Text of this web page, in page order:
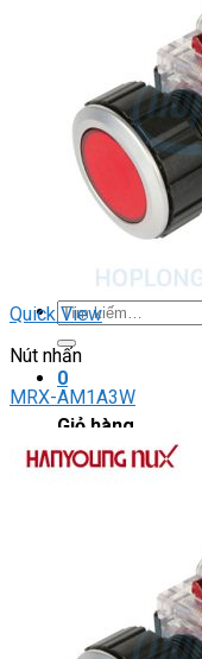
DRIVER /
ĐÈN BÁO
Đèn
Đèn
Đèn
Đèn
CHUYỂN
Nút
Phích cắm
Can nhiệt
Tìm
kiếm:
0
Giỏ hàng
Chưa có sản
Quick View
Nút nhấn
MRX-AM1A3W